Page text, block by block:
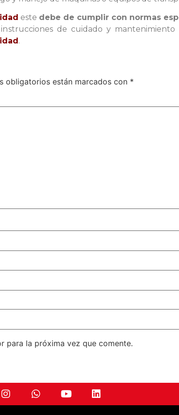
este debe de cumplir con normas
de cuidado y
.
obligatorios están marcados con *
para la próxima vez que comente.